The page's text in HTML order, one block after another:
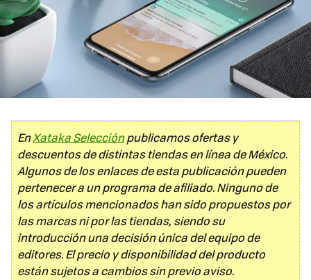
EnXataka Selecciónpublicamos ofertas y
descuentos de distintas tiendas en línea de México.
Algunos de los enlaces de esta publicación pueden
pertenecer a un programa de afiliado. Ninguno de
los artículos mencionados han sido propuestos por
las marcas ni por las tiendas, siendo su
introducción una decisión única del equipo de
editores. El precio y disponibilidad del producto
están sujetos a cambios sin previo aviso.